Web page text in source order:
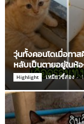
วุ่นทั้งคอนโดเมื่อทา
หลับเป็นตายอยู่ในห้
Highlight เหมียวขี้ส่อง -